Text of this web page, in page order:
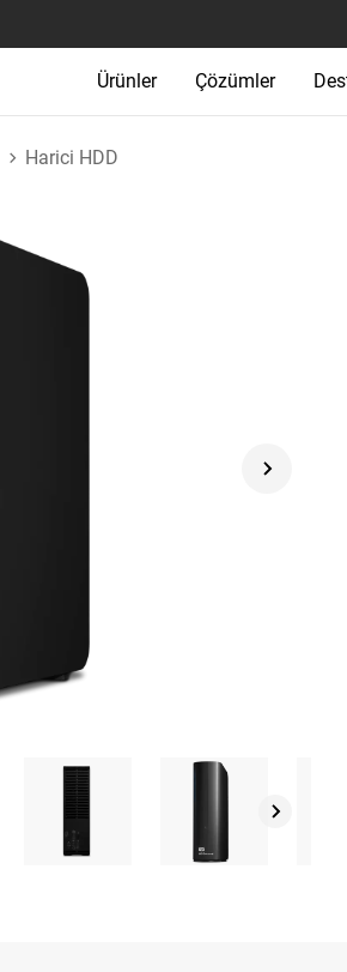
Ürünler Çözümler
Harici HDD